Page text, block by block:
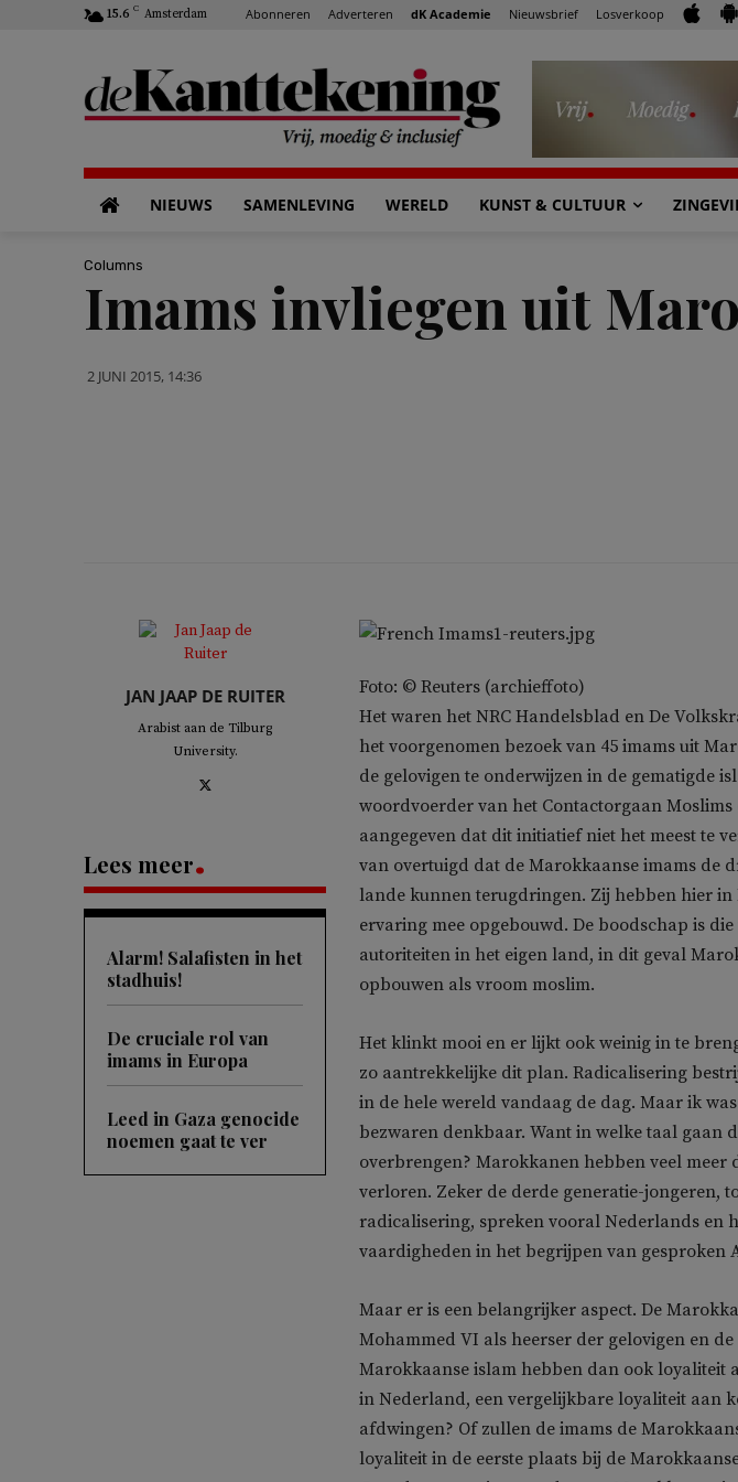
15.6 C Amsterdam Abonneren Adverteren dK Academie Nieuwsbrief Losverkoop
NIEUWS SAMENLEVING WERELD KUNST & CULTUUR
Columns
Imams invliegen uit
2 JUNI 2015, 14:36
JAN JAAP DE RUITER
Arabist aan de Tilburg
University.
Lees meer
Alarm! Salafisten in het
stadhuis!
De cruciale rol van
imams in Europa
Leed in Gaza genocide
noemen gaat te ver
Foto: © Reuters (archieffoto)
Het waren het NRC Handelsblad en De
het voorgenomen bezoek van 45 imams uit
de gelovigen te onderwijzen in de gematigde
woordvoerder van het Contactorgaan Moslims
aangegeven dat dit initiatief niet het meest te
van overtuigd dat de Marokkaanse imams de
lande kunnen terugdringen. Zij hebben hier
ervaring mee opgebouwd. De boodschap is
autoriteiten in het eigen land, in dit geval
opbouwen als vroom moslim.
Het klinkt mooi en er lijkt ook weinig in te
zo aantrekkelijke dit plan. Radicalisering
in de hele wereld vandaag de dag. Maar ik
bezwaren denkbaar. Want in welke taal gaan
overbrengen? Marokkanen hebben veel meer
verloren. Zeker de derde generatie-jongeren,
radicalisering, spreken vooral Nederlands en
vaardigheden in het begrijpen van gesproken
Maar er is een belangrijker aspect. De
Mohammed VI als heerser der gelovigen en
Marokkaanse islam hebben dan ook loyaliteit
in Nederland, een vergelijkbare loyaliteit aan
afdwingen? Of zullen de imams de
loyaliteit in de eerste plaats bij de